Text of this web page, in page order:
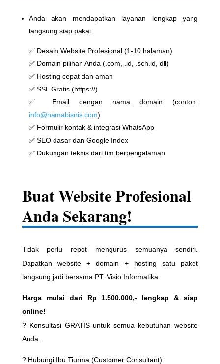
Anda akan mendapatkan layanan lengkap yang
langsung siap pakai:
✅ Desain Website Profesional (1-10 halaman)
✅ Domain pilihan Anda (.com, .id, .sch.id, dll)
✅ Hosting cepat dan aman
✅ SSL Gratis (https://)
✅ Email dengan nama domain (contoh:
info@namabisnis.com)
✅ Formulir kontak & integrasi WhatsApp
✅ SEO dasar dan Google Index
✅ Dukungan teknis dari tim berpengalaman
Buat Website Profesional
Anda Sekarang!
Tidak perlu repot mengurus semuanya sendiri.
Dapatkan website + domain + hosting satu paket
langsung jadi bersama PT. Visio Informatika.
Harga mulai dari Rp 1.500.000,- lengkap & siap
online!
? Konsultasi GRATIS untuk semua kebutuhan website
Anda.
? Hubungi Ibu Tiurma (Customer Consultant):